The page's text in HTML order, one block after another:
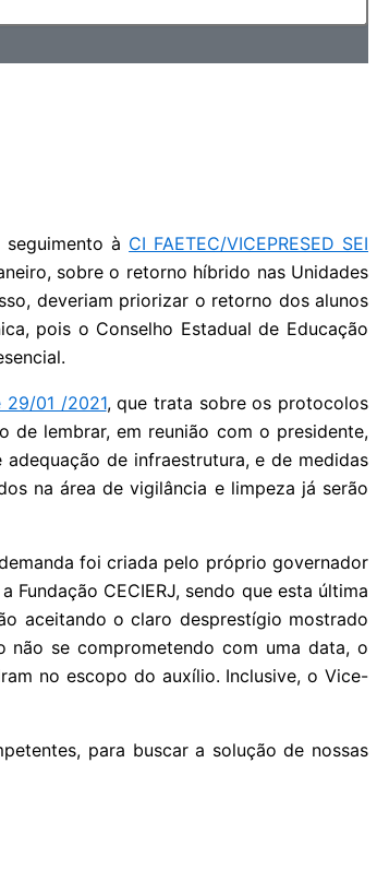
à CI FAETEC/VICEPRESED SEI
sobre o retorno híbrido nas Unidades
deveriam priorizar o retorno dos alunos
pois o Conselho Estadual de Educação
29/01 /2021, que trata sobre os protocolos
de lembrar, em reunião com o presidente,
de infraestrutura, e de medidas
na área de vigilância e limpeza já serão
foi criada pelo próprio governador
CECIERJ, sendo que esta última
aceitando o claro desprestígio mostrado
não se comprometendo com uma data, o
no escopo do auxílio. Inclusive, o Vice-
para buscar a solução de nossas